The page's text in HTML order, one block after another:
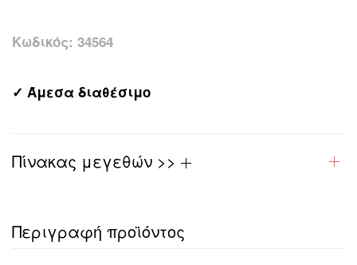
Κωδικός: 34564
✓ Άμεσα διαθέσιμο
Πίνακας μεγεθών >>
Περιγραφή προϊόντος